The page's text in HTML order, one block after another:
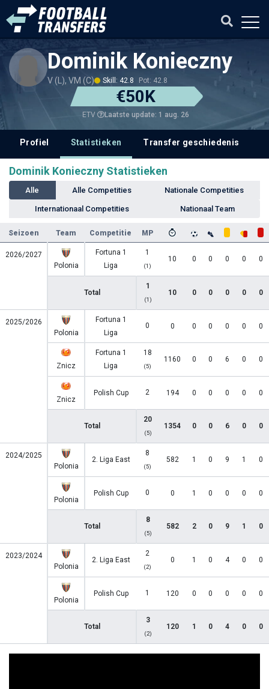
Dominik Konieczny
V (L), VM (C) Skill: 42.8 Pot: 42.8
€50K
ETV Laatste update: 1 aug. 26
Profiel Statistieken Transfer geschiedenis
Dominik Konieczny Statistieken
Alle Alle Competities Nationale Competities
Internationaal Competities Nationaal Team
Seizoen Team Competitie MP
2026/2027
Polonia
Fortuna 1
Liga
1
(1)
10 0 0 0 0 0
Total
1
(1)
10 0 0 0 0 0
2025/2026
Polonia
Fortuna 1
Liga
0 0 0 0 0 0 0
Znicz
Fortuna 1
Liga
18
(5)
1160 0 0 6 0 0
Znicz
Polish Cup 2 194 0 0 0 0 0
Total
20
(5)
1354 0 0 6 0 0
2024/2025
Polonia
2. Liga East
8
(5)
582 1 0 9 1 0
Polonia
Polish Cup 0 0 1 0 0 0 0
Total
8
(5)
582 2 0 9 1 0
2023/2024
Polonia
2. Liga East
2
(2)
0 1 0 4 0 0
Polonia
Polish Cup 1 120 0 0 0 0 0
Total
3
(2)
120 1 0 4 0 0